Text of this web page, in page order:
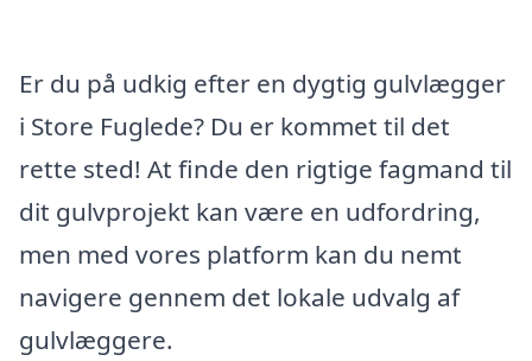
Er du på udkig efter en dygtig gulvlægger
i Store Fuglede? Du er kommet til det
rette sted! At finde den rigtige fagmand til
dit gulvprojekt kan være en udfordring,
men med vores platform kan du nemt
navigere gennem det lokale udvalg af
gulvlæggere.